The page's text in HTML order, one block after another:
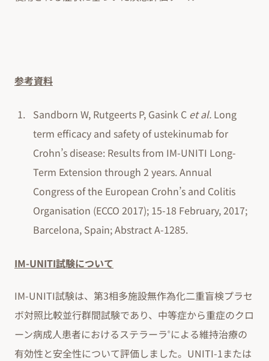
参考資料
Sandborn W, Rutgeerts P, Gasink C et al. Long
term efficacy and safety of ustekinumab for
Crohn’s disease: Results from IM-UNITI Long-
Term Extension through 2 years. Annual
Congress of the European Crohn’s and Colitis
Organisation (ECCO 2017); 15-18 February, 2017;
Barcelona, Spain; Abstract A-1285.
IM-UNITI試験について
IM-UNITI試験は、第3相多施設無作為化二重盲検プラセ
ボ対照比較並行群間試験であり、中等症から重症のクロ
ーン病成人患者におけるステラーラ®による維持治療の
有効性と安全性について評価しました。UNITI-1または